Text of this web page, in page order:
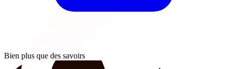
Bien plus que des savoirs